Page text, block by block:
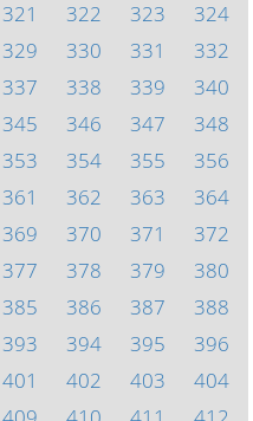
321 322 323
324
329 330 331
332
337 338 339
340
345 346 347
348
353 354 355
356
361 362 363
364
369 370 371
372
377 378 379
380
385 386 387
388
393 394 395
396
401 402 403
404